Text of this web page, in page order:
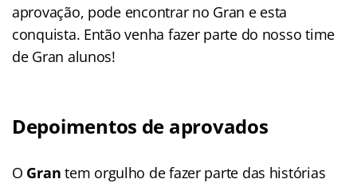
aprovação, pode encontrar no Gran e esta
conquista. Então venha fazer parte do nosso time
de Gran alunos!
Depoimentos de aprovados
O Gran tem orgulho de fazer parte das histórias